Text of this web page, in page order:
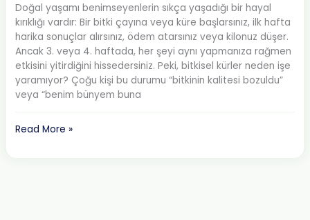
Doğal yaşamı benimseyenlerin sıkça yaşadığı bir hayal
kırıklığı vardır: Bir bitki çayına veya küre başlarsınız, ilk hafta
harika sonuçlar alırsınız, ödem atarsınız veya kilonuz düşer.
Ancak 3. veya 4. haftada, her şeyi aynı yapmanıza rağmen
etkisini yitirdiğini hissedersiniz. Peki, bitkisel kürler neden işe
yaramıyor? Çoğu kişi bu durumu “bitkinin kalitesi bozuldu”
veya “benim bünyem buna
Bitkisel
Read More »